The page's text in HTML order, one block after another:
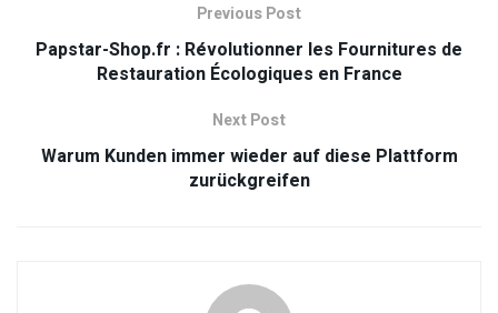
Previous Post
Papstar-Shop.fr : Révolutionner les Fournitures de
Restauration Écologiques en France
Next Post
Warum Kunden immer wieder auf diese Plattform
zurückgreifen